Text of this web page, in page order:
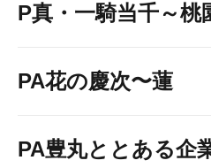
P真・一騎当千～桃
PA花の慶次〜蓮
PA豊丸ととある企